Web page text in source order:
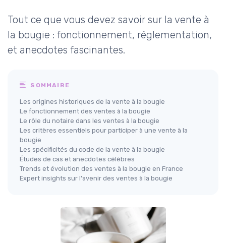
Tout ce que vous devez savoir sur la vente à
la bougie : fonctionnement, réglementation,
et anecdotes fascinantes.
SOMMAIRE
Les origines historiques de la vente à la bougie
Le fonctionnement des ventes à la bougie
Le rôle du notaire dans les ventes à la bougie
Les critères essentiels pour participer à une vente à la
bougie
Les spécificités du code de la vente à la bougie
Études de cas et anecdotes célèbres
Trends et évolution des ventes à la bougie en France
Expert insights sur l'avenir des ventes à la bougie